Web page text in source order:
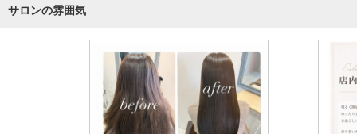
サロンの雰囲気